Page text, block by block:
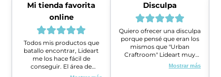
Mi tienda favorita
online
Todos mis productos que
batallo encontrar, Lideart
me los hace fácil de
conseguir. El área de
ventas es super amable y
Disculpa
Quiero ofrecer una disculpa
porque pensé que eran los
mismos que "Urban
Craftroom" Lideart muy
amables me ayudaron a
gestionar un problema que
Mostrar más